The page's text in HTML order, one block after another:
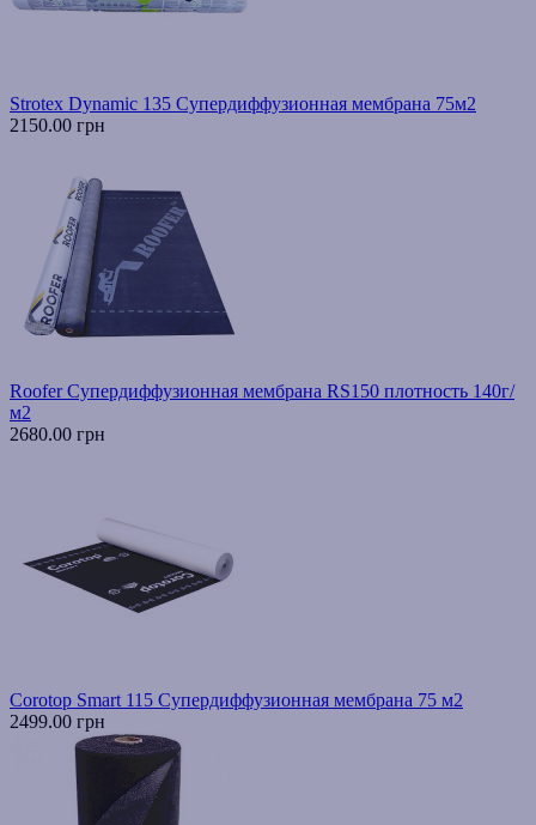
Strotex Dynamic 135 Супердиффузионная мембрана 75м2
2150.00 грн
Roofer Супердиффузионная мембрана RS150 плотность 140г/
м2
2680.00 грн
Corotop Smart 115 Супердиффузионная мембрана 75 м2
2499.00 грн